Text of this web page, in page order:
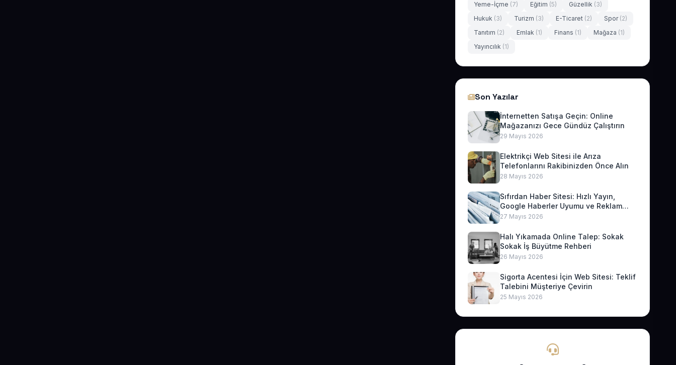
Yeme-İçme (7) Eğitim (5) Güzellik (3)
Hukuk (3) Turizm (3) E-Ticaret (2) Spor (2)
Tanıtım (2) Emlak (1) Finans (1) Mağaza (1)
Yayıncılık (1)
Son Yazılar
İnternetten Satışa Geçin: Online
Mağazanızı Gece Gündüz Çalıştırın
29 Mayıs 2026
Elektrikçi Web Sitesi ile Arıza
Telefonlarını Rakibinizden Önce Alın
28 Mayıs 2026
Sıfırdan Haber Sitesi: Hızlı Yayın,
Google Haberler Uyumu ve Reklam
Geliri
27 Mayıs 2026
Halı Yıkamada Online Talep: Sokak
Sokak İş Büyütme Rehberi
26 Mayıs 2026
Sigorta Acentesi İçin Web Sitesi: Teklif
Talebini Müşteriye Çevirin
25 Mayıs 2026